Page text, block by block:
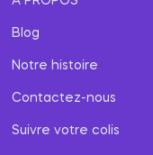
Blog
Notre histoire
Contactez-nous
Suivre votre colis